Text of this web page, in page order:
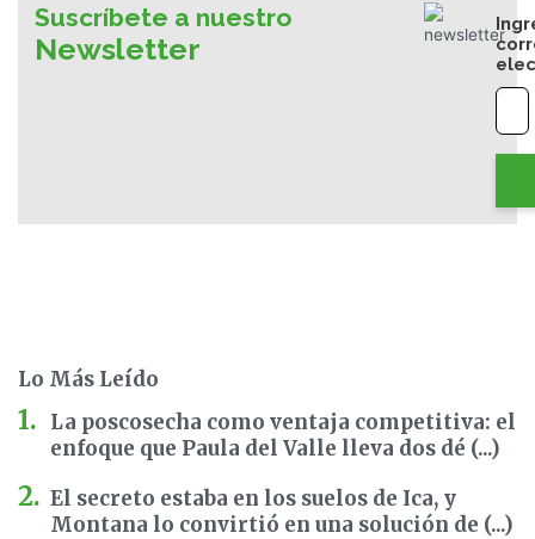
Suscríbete a nuestro
Newsletter
Lo Más Leído
La poscosecha como ventaja competitiva: el
enfoque que Paula del Valle lleva dos dé (...)
El secreto estaba en los suelos de Ica, y
Montana lo convirtió en una solución de (...)